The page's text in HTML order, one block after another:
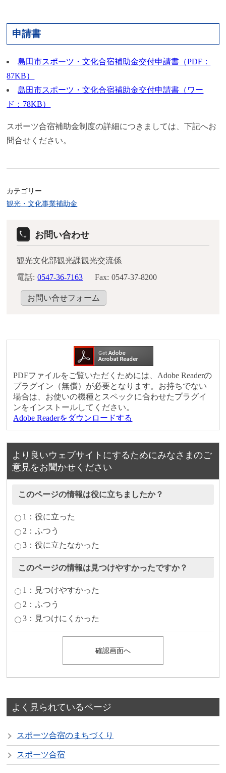
申請書
島田市スポーツ・文化合宿補助金交付申請書（PDF：
87KB）
島田市スポーツ・文化合宿補助金交付申請書（ワー
ド：78KB）
スポーツ合宿補助金制度の詳細につきましては、下記へお
問合せください。
カテゴリー
観光・文化事業補助金
お問い合わせ
観光文化部観光課観光交流係
電話: 0547-36-7163 Fax: 0547-37-8200
お問い合せフォーム
PDFファイルをご覧いただくためには、Adobe Readerの
プラグイン（無償）が必要となります。お持ちでない
場合は、お使いの機種とスペックに合わせたプラグイ
ンをインストールしてください。
Adobe Readerをダウンロードする
より良いウェブサイトにするためにみなさまのご
意見をお聞かせください
このページの情報は役に立ちましたか？
1：役に立った
2：ふつう
3：役に立たなかった
このページの情報は見つけやすかったですか？
1：見つけやすかった
2：ふつう
3：見つけにくかった
よく見られているページ
スポーツ合宿のまちづくり
スポーツ合宿